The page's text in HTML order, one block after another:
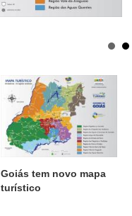
Goiás tem novo mapa
turístico